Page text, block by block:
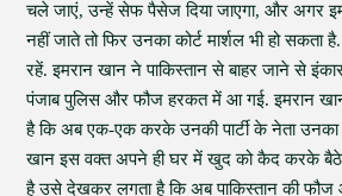
चले जाएं, उन्हें सेफ पैसेज दिया जाएगा, और अगर
नहीं जाते तो फिर उनका कोर्ट मार्शल भी हो सकता
रहें. इमरान खान ने पाकिस्तान से बाहर जाने से
पंजाब पुलिस और फौज हरकत में आ गई. इमरान
है कि अब एक-एक करके उनकी पार्टी के नेता उनका
खान इस वक्त अपने ही घर में खुद को कैद करके बैठे
है उसे देखकर लगता है कि अब पाकिस्तान की